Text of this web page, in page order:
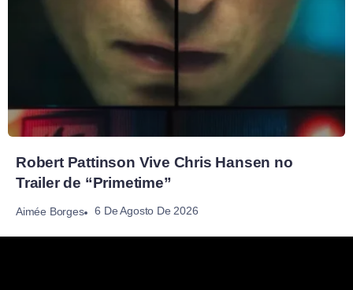
Robert Pattinson Vive Chris Hansen no
Trailer de “Primetime”
Aimée Borges 6 De Agosto De 2026